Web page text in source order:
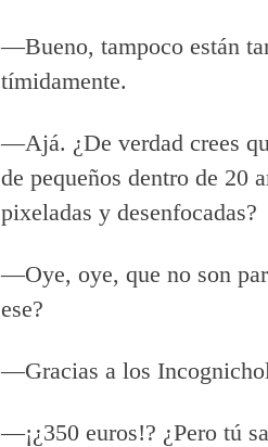
—Bueno, tampoco están
tímidamente.
—Ajá. ¿De verdad crees
de pequeños dentro de 20
pixeladas y desenfocadas?
—Oye, oye, que no son
ese?
—Gracias a los
—¡¿350 euros!? ¿Pero tú